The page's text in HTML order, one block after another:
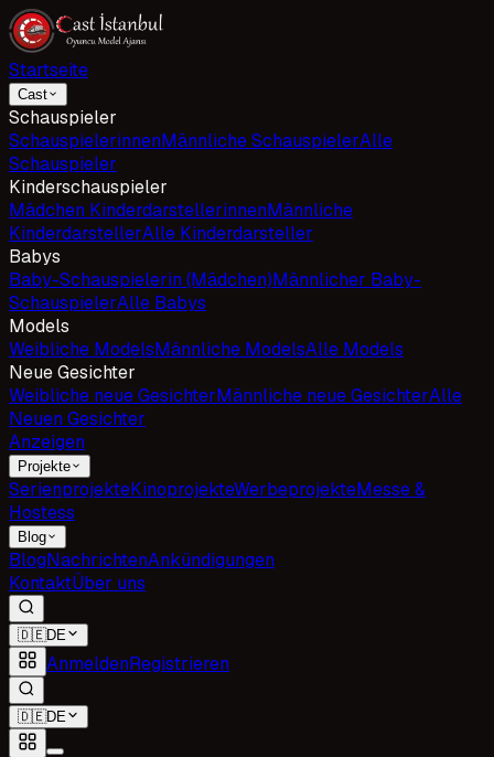
Startseite
Cast
Schauspieler
SchauspielerinnenMännliche SchauspielerAlle
Schauspieler
Kinderschauspieler
Mädchen KinderdarstellerinnenMännliche
KinderdarstellerAlle Kinderdarsteller
Babys
Baby-Schauspielerin (Mädchen)Männlicher Baby-
SchauspielerAlle Babys
Models
Weibliche ModelsMännliche ModelsAlle Models
Neue Gesichter
Weibliche neue GesichterMännliche neue GesichterAlle
Neuen Gesichter
Anzeigen
Projekte
SerienprojekteKinoprojekteWerbeprojekteMesse &
Hostess
Blog
BlogNachrichtenAnkündigungen
KontaktÜber uns
🇩🇪DE
AnmeldenRegistrieren
🇩🇪DE